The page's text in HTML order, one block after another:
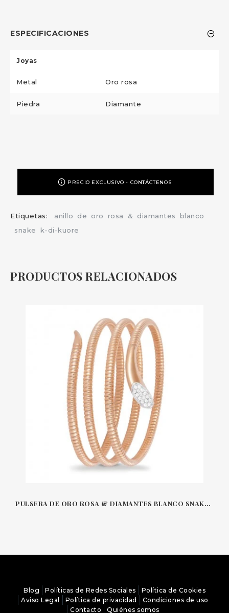
ESPECIFICACIONES
Joyas
Metal Oro rosa
Piedra Diamante
PRECIO EXCLUSIVO - CONTÁCTENOS
Etiquetas: anillo de oro rosa & diamantes
blanco
snake
k-di-kuore
PRODUCTOS RELACIONADOS
PULSERA DE ORO ROSA & DIAMANTES BLANCO SNAKE K-DI-KUORE
Blog Políticas de Redes Sociales
Política de Cookies
Aviso Legal
Política de privacidad
Condiciones de uso
Contacto
Quiénes somos